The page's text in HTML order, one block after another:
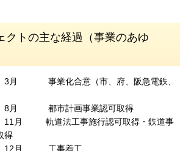
クトの主な経過（事業のあゆ
3月 事業化合意（市、府、阪急電鉄、
8月 都市計画事業認可取得
11月 軌道法工事施行認可取得・鉄道事
得
12月 工事着工